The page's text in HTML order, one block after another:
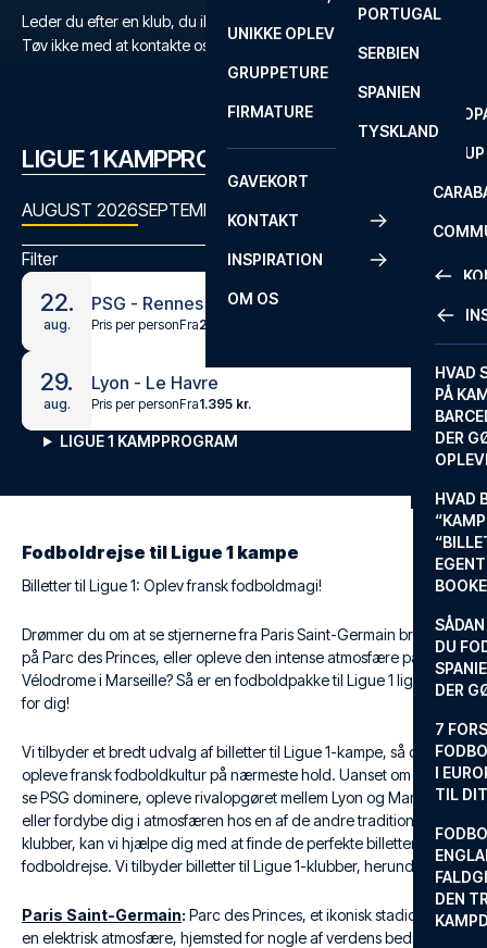
FA CUP
ROM
SEVILLA
PORTUGAL
SERBIEN
SPANIEN
TYSKLAND
UNIKKE OPLEVELSER
GRUPPETURE
FIRMATURE
GAVEKORT
KONTAKT
FAQ
INSPIRATION
HVAD
PÅ
DER
HVAD
DU
DER
7
I
TIL
DEN
OM OS
Leder du efter en klub, du ikke kan finde?
Tøv ikke med at kontakte os
hereller på +45 72 10 83 03.
LIGUE 1 KAMPPROGRAM
AUGUST 2026SEPTEMBER 2026 OKTOBER 2026
Filter
22.
aug.
PSG - Rennes
Pris per personFra2.395 kr.
29.
aug.
Lyon - Le Havre
Pris per personFra1.395 kr.
LIGUE 1 KAMPPROGRAM
Fodboldrejse til Ligue 1 kampe
Billetter til Ligue 1: Oplev fransk fodboldmagi!
Drømmer du om at se stjernerne fra Paris Saint-Germain brillere
på Parc des Princes, eller opleve den intense atmosfære på Stade
Vélodrome i Marseille? Så er en fodboldpakke til Ligue 1 lige noget
for dig!
Vi tilbyder et bredt udvalg af billetter til Ligue 1-kampe, så du kan
opleve fransk fodboldkultur på nærmeste hold. Uanset om du vil
se PSG dominere, opleve rivalopgøret mellem Lyon og Marseille,
eller fordybe dig i atmosfæren hos en af de andre traditionsrige
klubber, kan vi hjælpe dig med at finde de perfekte billetter til din
fodboldrejse. Vi tilbyder billetter til Ligue 1-klubber, herunder:
Paris Saint-Germain: Parc des Princes, et ikonisk stadion med
en elektrisk atmosfære, hjemsted for nogle af verdens bedste